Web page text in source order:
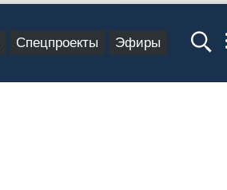
Спецпроекты Эфиры